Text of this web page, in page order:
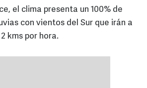
el clima presenta un 100% de
con vientos del Sur que irán a
kms por hora.